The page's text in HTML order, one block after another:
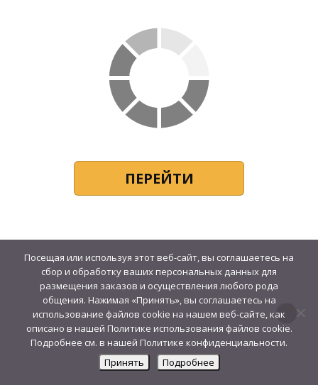
ПЕРЕЙТИ
Посещая или используя этот веб-сайт, вы соглашаетесь на
сбор и обработку ваших персональных данных для
размещения заказов и осуществления любого рода
общения. Нажимая «Принять», вы соглашаетесь на
использование файлов cookie на нашем веб-сайте, как
описано в нашей Политике использования файлов cookie.
Подробнее см. в нашей Политике конфиденциальности.
Принять
Подробнее